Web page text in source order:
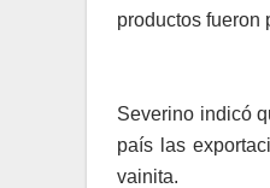
productos fueron
Severino indicó
país las
vainita.